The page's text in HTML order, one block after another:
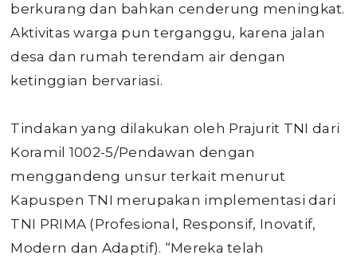
berkurang dan bahkan cenderung meningkat.
Aktivitas warga pun terganggu, karena jalan
desa dan rumah terendam air dengan
ketinggian bervariasi.
Tindakan yang dilakukan oleh Prajurit TNI dari
Koramil 1002-5/Pendawan dengan
menggandeng unsur terkait menurut
Kapuspen TNI merupakan implementasi dari
TNI PRIMA (Profesional, Responsif, Inovatif,
Modern dan Adaptif). “Mereka telah